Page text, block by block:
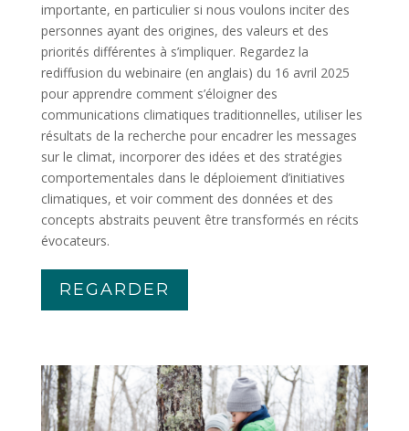
importante, en particulier si nous voulons inciter des
personnes ayant des origines, des valeurs et des
priorités différentes à s’impliquer. Regardez la
rediffusion du webinaire (en anglais) du 16 avril 2025
pour apprendre comment s’éloigner des
communications climatiques traditionnelles, utiliser les
résultats de la recherche pour encadrer les messages
sur le climat, incorporer des idées et des stratégies
comportementales dans le déploiement d’initiatives
climatiques, et voir comment des données et des
concepts abstraits peuvent être transformés en récits
évocateurs.
REGARDER